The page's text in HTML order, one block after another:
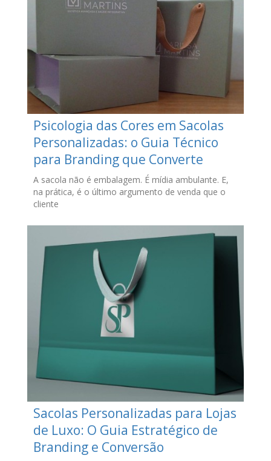
Psicologia das Cores em Sacolas
Personalizadas: o Guia Técnico
para Branding que Converte
A sacola não é embalagem. É mídia ambulante. E,
na prática, é o último argumento de venda que o
cliente
Sacolas Personalizadas para Lojas
de Luxo: O Guia Estratégico de
Branding e Conversão